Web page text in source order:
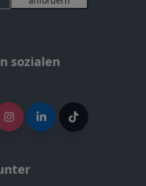
sozialen